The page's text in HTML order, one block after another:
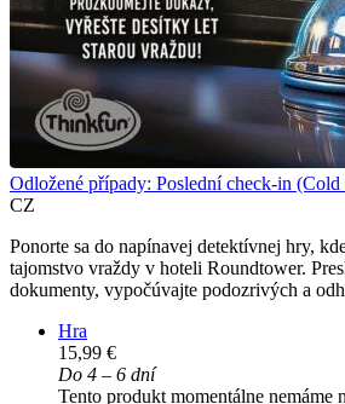
Odložené případy: Poslední check-in (Cold
CZ
Ponorte sa do napínavej detektívnej hry,
tajomstvo vraždy v hoteli Roundtower.
dokumenty, vypočúvajte podozrivých a
Hra
15,99 €
Do 4 – 6 dní
Tento produkt momentálne nemáme